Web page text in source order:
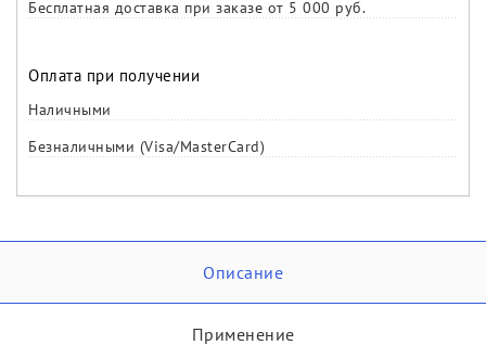
Бесплатная доставка при заказе от 5 000 руб.
Оплата при получении
Наличными
Безналичными (Visa/MasterCard)
Описание
Применение